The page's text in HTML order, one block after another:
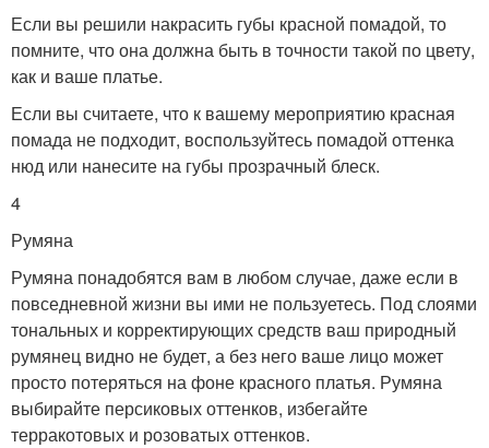
Если вы решили накрасить губы красной помадой, то
помните, что она должна быть в точности такой по цвету,
как и ваше платье.
Если вы считаете, что к вашему мероприятию красная
помада не подходит, воспользуйтесь помадой оттенка
нюд или нанесите на губы прозрачный блеск.
4
Румяна
Румяна понадобятся вам в любом случае, даже если в
повседневной жизни вы ими не пользуетесь. Под слоями
тональных и корректирующих средств ваш природный
румянец видно не будет, а без него ваше лицо может
просто потеряться на фоне красного платья. Румяна
выбирайте персиковых оттенков, избегайте
терракотовых и розоватых оттенков.